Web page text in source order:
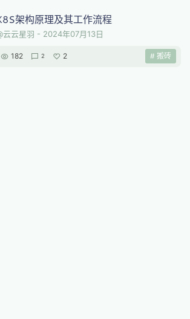
架构原理及其工作流程
云云星羽 - 2024年07月13日
182 2 2 # 搬砖